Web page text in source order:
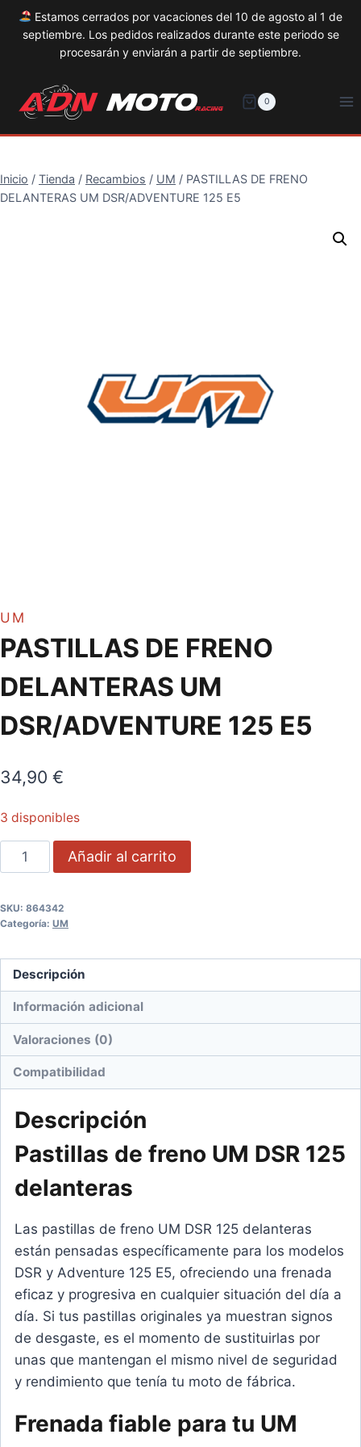
Estamos cerrados por vacaciones del 10 de agosto al 1 de
septiembre. Los pedidos realizados durante este periodo se
procesarán y enviarán a partir de septiembre.
contenido
0
Inicio / Tienda / Recambios / UM / PASTILLAS DE FRENO
DELANTERAS UM DSR/ADVENTURE 125 E5
UM
PASTILLAS DE FRENO
DELANTERAS UM
DSR/ADVENTURE 125 E5
34,90 €
3 disponibles
PASTILLAS
DE
DELANTERAS
DSR/ADVENTURE
125
E5
cantidad
Añadir al carrito
SKU: 864342
Categoría: UM
Descripción
Información adicional
Valoraciones (0)
Compatibilidad
Descripción
Pastillas de freno UM DSR 125
delanteras
Las pastillas de freno UM DSR 125 delanteras
están pensadas específicamente para los modelos
DSR y Adventure 125 E5, ofreciendo una frenada
eficaz y progresiva en cualquier situación del día a
día. Si tus pastillas originales ya muestran signos
de desgaste, es el momento de sustituirlas por
unas que mantengan el mismo nivel de seguridad
y rendimiento que tenía tu moto de fábrica.
Frenada fiable para tu UM